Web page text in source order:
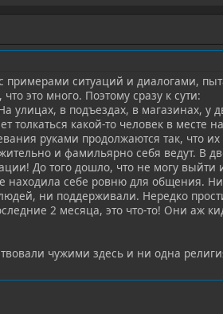
ситуаций и диалогами,
это много. Поэтому сразу к сути:
улицах, в подъездах, в магазинах, у
какой-то человек в месте
руками продолжаются так, что
и фамильярно себя ведут. В
До того дошло, что не могу выйти
находила себе ровню для общения.
ни поддерживали. Нередко
2 месяца, это что-то! Они аж
чужими здесь и ни одна